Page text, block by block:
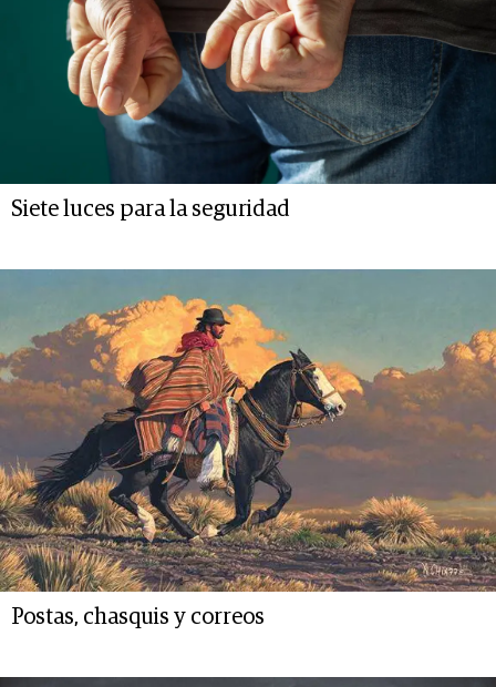
Siete luces para la seguridad
Postas, chasquis y correos